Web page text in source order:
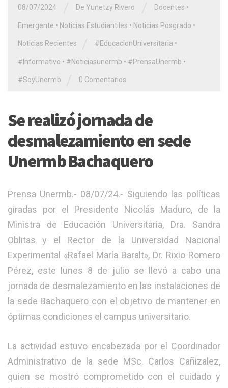
08/07/2024 De Yunetzy Rivero Docentes •
Emergente • Noticias Estudiantiles • Noticias Posgrado •
Noticias Recientes #EducacionUniversitaria •
#Informativo • #Noticiasunermb • #PrensaUnermb •
#SoyUnermb 0 Comentarios
Se realizó jornada de
desmalezamiento en sede
Unermb Bachaquero
Prensa Unermb.- 08/07/24.- Siguiendo las políticas
giradas por el Presidente Nicolás Maduro, de la
Ministra de Educación Universitaria, Dra. Sandra
Oblitas y el Rector de la Universidad Nacional
Experimental «Rafael María Baralt», Dr. Rixio Romero
Pérez, este lunes 8 de julio se llevó a cabo una
jornada de desmalezamiento en las instalaciones de
la sede Bachaquero con el objetivo de mantener en
óptimas condiciones el campus universitario.
La actividad estuvo encabezada por el Coordinador
Administrativo de la sede MSc. Carlos Cañizalez,
quien se mostró comprometido con el cuidado y